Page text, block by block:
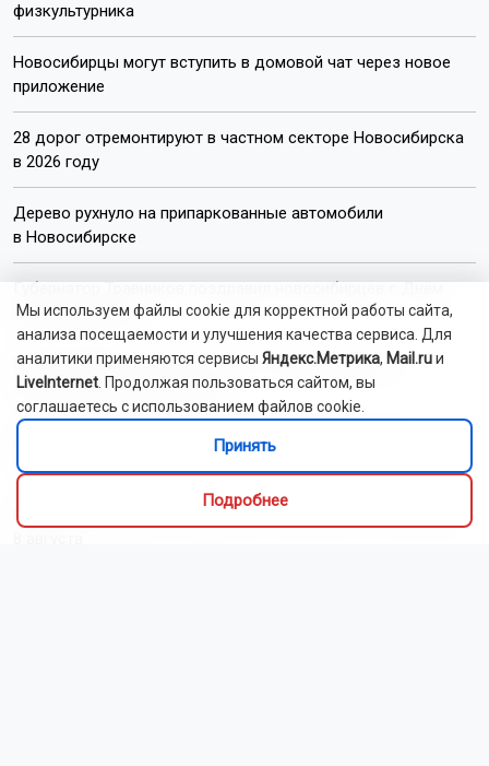
физкультурника
Новосибирцы могут вступить в домовой чат через новое
приложение
28 дорог отремонтируют в частном секторе Новосибирска
в 2026 году
Дерево рухнуло на припаркованные автомобили
в Новосибирске
Губернатор Травников поздравил новосибирцев с Днём
физкультурника
В Новосибирской области растёт заболеваемость
энтеровирусной инфекцией
Движение временно ограничили на улице Плановой
в Новосибирске
Массовые задержки авиарейсов отмечаются в Толмачёво
Мы используем файлы cookie для корректной работы сайта,
анализа посещаемости и улучшения качества сервиса. Для
аналитики применяются сервисы Яндекс.Метрика, Mail.ruи
LiveInternet . Продолжая пользоваться сайтом, вы
соглашаетесь с использованием файлов cookie.
Принять
Подробнее